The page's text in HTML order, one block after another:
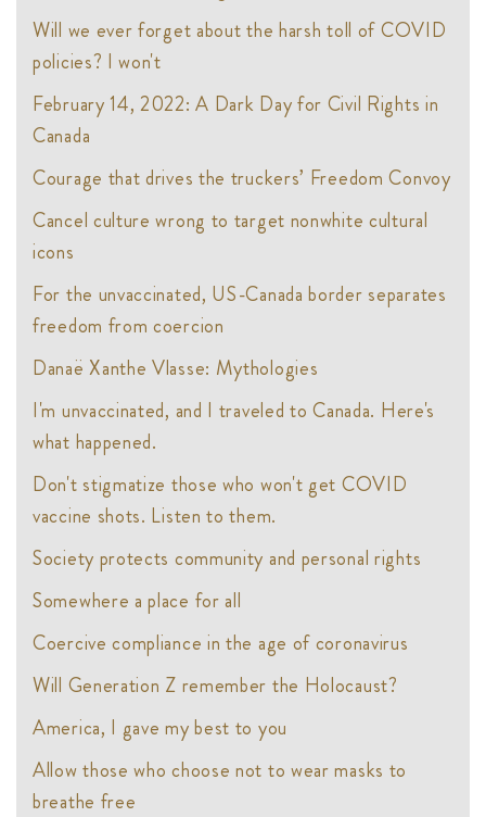
Will we ever forget about the harsh toll of COVID
policies? I won't
February 14, 2022: A Dark Day for Civil Rights in
Canada
Courage that drives the truckers’ Freedom Convoy
Cancel culture wrong to target nonwhite cultural
icons
For the unvaccinated, US-Canada border separates
freedom from coercion
Danaë Xanthe Vlasse: Mythologies
I'm unvaccinated, and I traveled to Canada. Here's
what happened.
Don't stigmatize those who won't get COVID
vaccine shots. Listen to them.
Society protects community and personal rights
Somewhere a place for all
Coercive compliance in the age of coronavirus
Will Generation Z remember the Holocaust?
America, I gave my best to you
Allow those who choose not to wear masks to
breathe free